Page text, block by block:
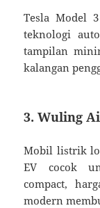
Tesla Model
teknologi
tampilan
kalangan
3. Wuling
Mobil listrik
EV cocok
compact,
modern